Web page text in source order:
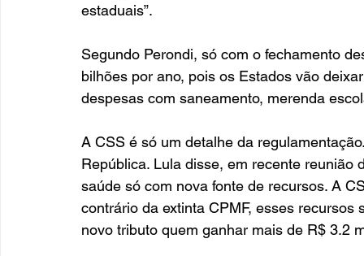
estaduais”.
Segundo Perondi, só com o fechamento
bilhões por ano, pois os Estados vão
despesas com saneamento, merenda
A CSS é só um detalhe da
República. Lula disse, em recente
saúde só com nova fonte de recursos. A
contrário da extinta CPMF, esses
novo tributo quem ganhar mais de R$ 3.2